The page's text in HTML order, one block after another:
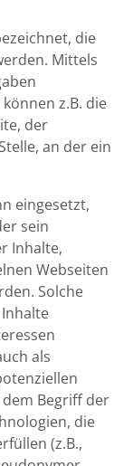
die
Mittels
z.B. die
der
an der ein
eingesetzt,
sein
Inhalte,
Webseiten
Solche
als
Begriff der
die
(z.B.,